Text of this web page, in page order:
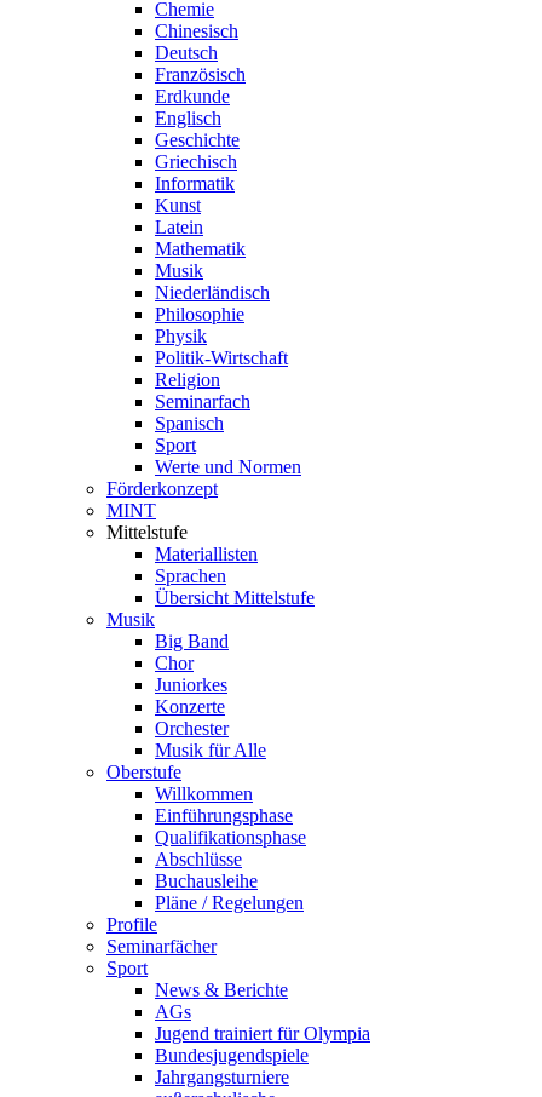
Chemie
Chinesisch
Deutsch
Französisch
Erdkunde
Englisch
Geschichte
Griechisch
Informatik
Kunst
Latein
Mathematik
Musik
Niederländisch
Philosophie
Physik
Politik-Wirtschaft
Religion
Seminarfach
Spanisch
Sport
Werte und Normen
Förderkonzept
MINT
Mittelstufe
Materiallisten
Sprachen
Übersicht Mittelstufe
Musik
Big Band
Chor
Juniorkes
Konzerte
Orchester
Musik für Alle
Oberstufe
Willkommen
Einführungsphase
Qualifikationsphase
Abschlüsse
Buchausleihe
Pläne / Regelungen
Profile
Seminarfächer
Sport
News & Berichte
AGs
Jugend trainiert für Olympia
Bundesjugendspiele
Jahrgangsturniere